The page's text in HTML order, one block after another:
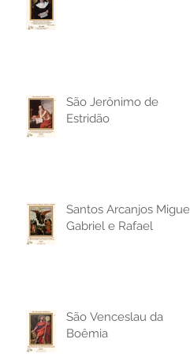
São Jerônimo de
Estridão
Santos Arcanjos Miguel,
Gabriel e Rafael
São Venceslau da
Boêmia